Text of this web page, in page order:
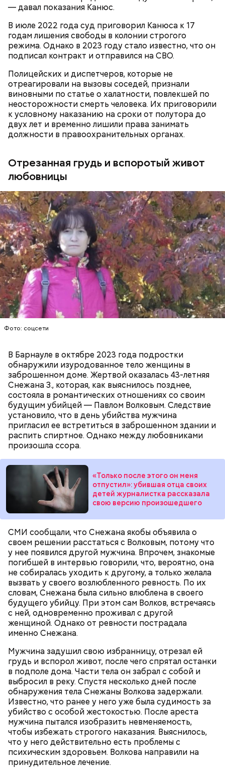
— давал показания Канюс.
В июле 2022 года суд приговорил Канюса к 17
годам лишения свободы в колонии строгого
режима. Однако в 2023 году стало известно, что он
подписал контракт и отправился на СВО.
Полицейских и диспетчеров, которые не
отреагировали на вызовы соседей, признали
виновными по статье о халатности, повлекшей по
неосторожности смерть человека. Их приговорили
к условному наказанию на сроки от полутора до
двух лет и временно лишили права занимать
должности в правоохранительных органах.
Отрезанная грудь и вспоротый живот
любовницы
Фото: соцсети
В Барнауле в октябре 2023 года подростки
обнаружили изуродованное тело женщины в
заброшенном доме. Жертвой оказалась 43-летняя
Снежана З., которая, как выяснилось позднее,
состояла в романтических отношениях со своим
будущим убийцей — Павлом Волковым. Следствие
установило, что в день убийства мужчина
пригласил ее встретиться в заброшенном здании и
распить спиртное. Однако между любовниками
произошла ссора.
«Только после этого он меня
отпустил»: убившая отца своих
детей журналистка рассказала
свою версию произошедшего
СМИ сообщали, что Снежана якобы объявила о
своем решении расстаться с Волковым, потому что
у нее появился другой мужчина. Впрочем, знакомые
погибшей в интервью говорили, что, вероятно, она
не собиралась уходить к другому, а только желала
вызвать у своего возлюбленного ревность. По их
словам, Снежана была сильно влюблена в своего
будущего убийцу. При этом сам Волков, встречаясь
с ней, одновременно проживал с другой
женщиной. Однако от ревности пострадала
именно Снежана.
Мужчина задушил свою избранницу, отрезал ей
грудь и вспорол живот, после чего спрятал останки
в подполе дома. Части тела он забрал с собой и
выбросил в реку. Спустя несколько дней после
обнаружения тела Снежаны Волкова задержали.
Известно, что ранее у него уже была судимость за
убийство с особой жестокостью. После ареста
мужчина пытался изобразить невменяемость,
чтобы избежать строгого наказания. Выяснилось,
что у него действительно есть проблемы с
психическим здоровьем. Волкова направили на
принудительное лечение.
Миссюра планировал заняться
паломничеством
Миссюра постоянно путался в показаниях.
Например, сначала он обвинял в отравлении друга
«недоброжелателей», потом признал вину, а еще
через некоторое время назвал смерть приятеля
случайностью. В январе 2026 года он извинился
перед жертвами.
— Я хотел бы принести свои глубочайшие,
искренние извинения всем людям, которые
физически или душевно пострадали от моих
действий или недействий. Особенно тем, которые
потеряли родного, близкого человека. Молюсь и
надеюсь, что когда-нибудь их душевные раны
смогут зажить, —сожалел он.
Пытался убить за любовь: как
история с отравлением
пирожками переросла в
покушение
Затем молодой человек заявил, что хочетзаняться
паломничествоми посетить места захоронения
своих жертв. В случае своего освобождения
Миссюра обещал помириться с родителями и
начать «нести только добро и пользу людям».
Еще молодой человекхотел отказатьсяот
предоставленного государством адвоката и
самостоятельно защищать себя в суде, но потом
передумал.